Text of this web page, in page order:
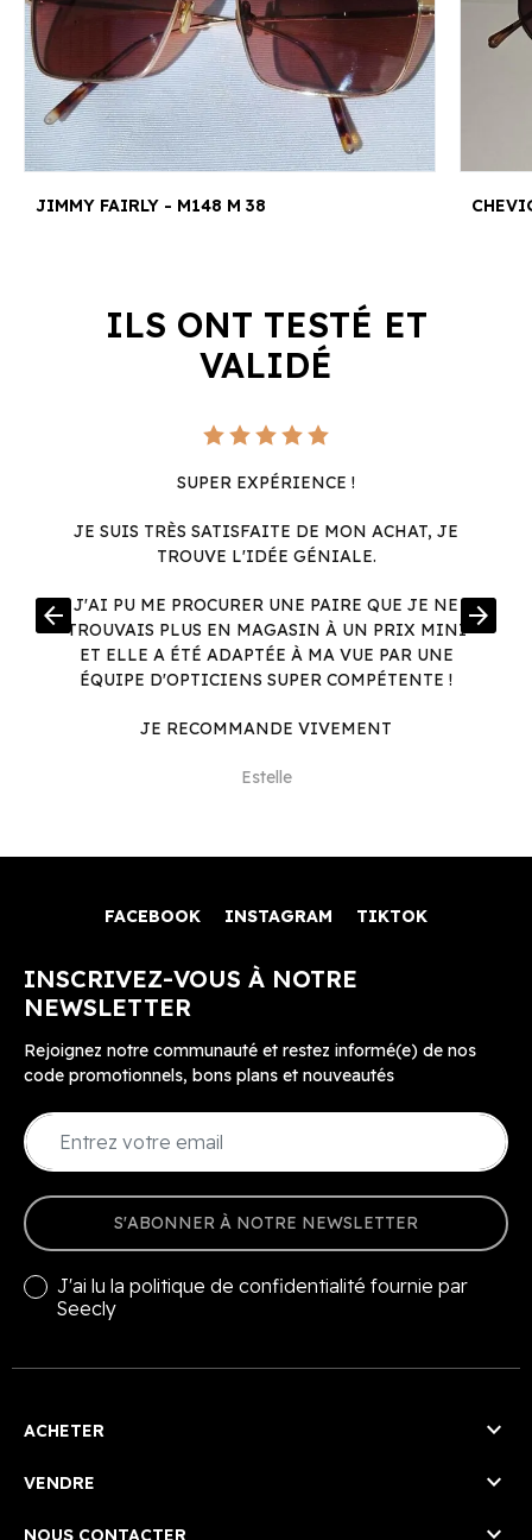
JIMMY FAIRLY - M148 M 38
ILS ONT TESTÉ ET
VALIDÉ
SUPER EXPÉRIENCE !
JE SUIS TRÈS SATISFAITE DE MON ACHAT, JE
TROUVE L'IDÉE GÉNIALE.
J'AI PU ME PROCURER UNE PAIRE QUE JE NE
TROUVAIS PLUS EN MAGASIN À UN PRIX MINI
ET ELLE A ÉTÉ ADAPTÉE À MA VUE PAR UNE
ÉQUIPE D'OPTICIENS SUPER COMPÉTENTE !
JE RECOMMANDE VIVEMENT
Estelle
arrow_back arrow_forward
FACEBOOK INSTAGRAM TIKTOK
INSCRIVEZ-VOUS À NOTRE
NEWSLETTER
Rejoignez notre communauté et restez informé(e) de nos
code promotionnels, bons plans et nouveautés
S'ABONNER À NOTRE NEWSLETTER
J'ai lu la politique de confidentialité fournie par
Seecly
ACHETER 
VENDRE 
NOUS CONTACTER